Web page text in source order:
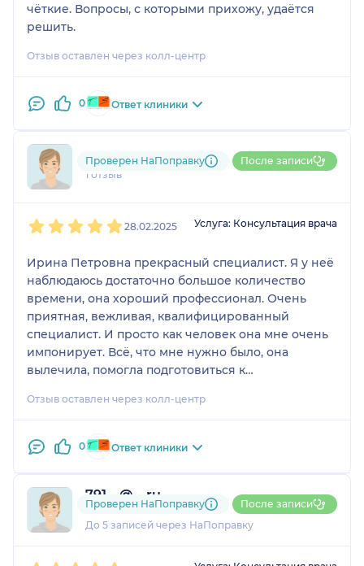
чёткие. Вопросы, с которыми прихожу, удаётся
решить.
Отзыв оставлен через колл-центр
0 Ответ клиники
791....@....ru
1 отзыв
Проверен НаПоправку После записи
28.02.2025 Услуга: Консультация врача
Ирина Петровна прекрасный специалист. Я у неё
наблюдаюсь достаточно большое количество
времени, она хороший профессионал. Очень
приятная, вежливая, квалифицированный
специалист. И просто как человек она мне очень
импонирует. Всё, что мне нужно было, она
вылечила, помогла подготовиться к
меня полностью устраивает. Всем её рекомендую.
Отзыв оставлен через колл-центр
0 Ответ клиники
791....@....ru
1 отзыв
До 5 записей через НаПоправку
Проверен НаПоправку После записи